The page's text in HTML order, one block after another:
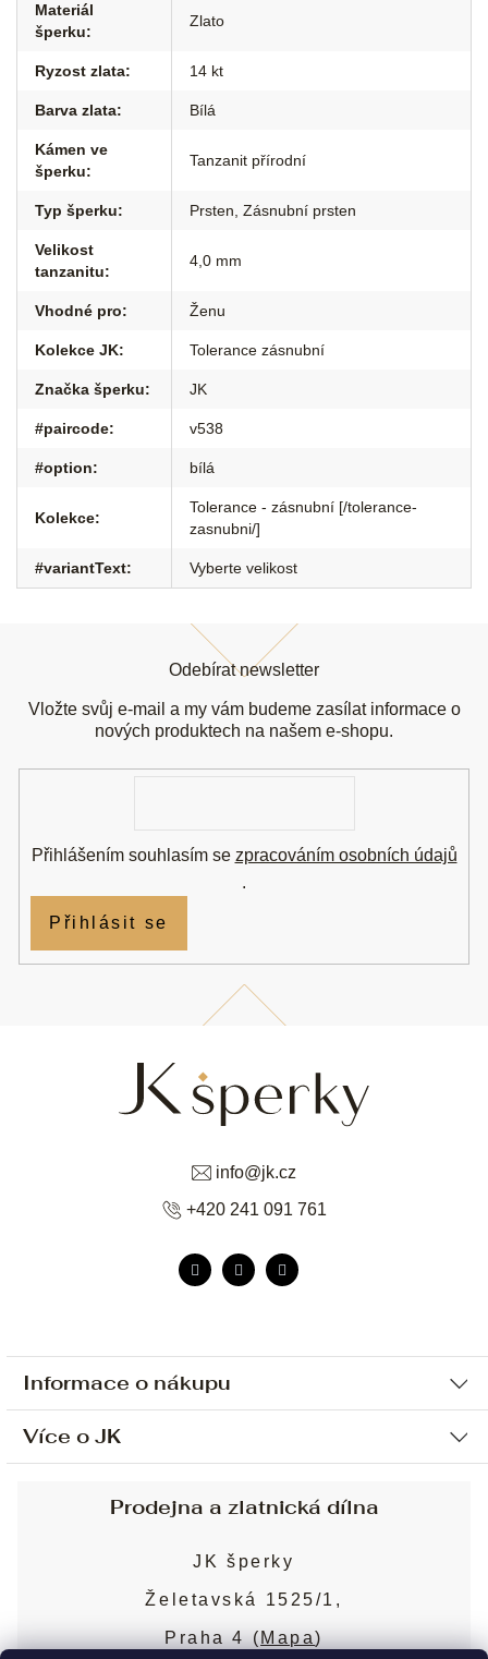
Materiál
šperku:
Zlato
Ryzost zlata: 14 kt
Barva zlata: Bílá
Kámen ve
šperku:
Tanzanit přírodní
Typ šperku: Prsten Zásnubní prsten
Velikost
tanzanitu:
4,0 mm
Vhodné pro: Ženu
Kolekce JK: Tolerance zásnubní
Značka šperku: JK
#paircode: v538
#option: bílá
Kolekce:
Tolerance - zásnubní [/tolerance-
zasnubni/]
#variantText: Vyberte velikost
Informace o nákupu
Ochrana osobních údajů
Sjednání osobní schůzky
Obchodní podmínky
Puncovní značky
Více o JK
Blog
info@jk.cz
+420 241 091 761
Odebírat newsletter
Vložte svůj e-mail a my vám budeme zasílat informace o
nových produktech na našem e-shopu.
Přihlášením souhlasím se zpracováním osobních údajů
.
Přihlásit se
Prodejna a zlatnická dílna
JK šperky
Želetavská 1525/1,
Praha 4 ( Mapa)